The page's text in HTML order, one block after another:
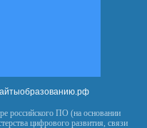
российского ПО (на основании
цифрового развития, связи